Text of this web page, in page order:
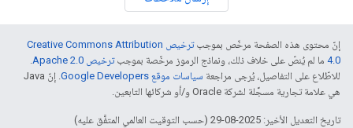
إنّ محتوى هذه الصفحة مرخّص بموجب
ترخيص Creative Commons Attribution
4.0‏ ما لم يُنصّ على خلاف ذلك، ونماذج الرموز مرخّصة بموجبترخيص Apache 2.0‏
.
للاطّلاع على التفاصيل، يُرجى مراجعة سياسات موقع Google Developers‏
. إنّ Java
هي علامة تجارية مسجَّلة لشركة Oracle و/أو شركائها التابعين.
تاريخ التعديل الأخير: 2025-08-29 (حسب التوقيت العالمي المتفَّق عليه)